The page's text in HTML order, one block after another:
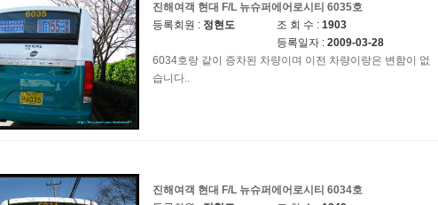
진해여객 현대 F/L 뉴슈퍼에어로시티 6035호
등록회원 : 정현도 조 회 수 : 1903
등록일자 : 2009-03-28
6034호랑 같이 증차된 차량이며 이전 차량이랑은 변함이 없
습니다..
진해여객 현대 F/L 뉴슈퍼에어로시티 6034호